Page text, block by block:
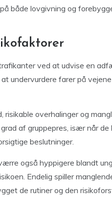
både lovgivning og
ved at udvise en
undervurdere farer på
overhalinger og
af gruppepres, især når de
beslutninger.
også hyppigere blandt
Endelig spiller
de rutiner og den